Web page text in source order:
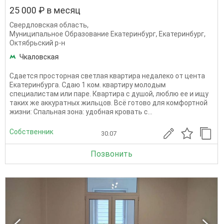
25 000 ₽ в месяц
Свердловская область,
Муниципальное Образование Екатеринбург, Екатеринбург,
Октябрьский р-н
Чкаловская
Сдается просторная светлая квартира недалеко от цента
Екатеринбурга. Сдаю 1 ком. квартиру молодым
специалистам или паре. Квартира с душой, люблю ее и ищу
таких же аккуратных жильцов. Всё готово для комфортной
жизни: Спальная зона: удобная кровать с...
Собственник 30.07
Позвонить